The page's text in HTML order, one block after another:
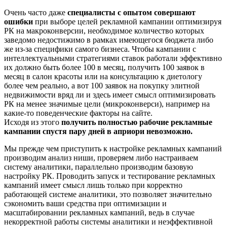
Очень часто даже специалисты с опытом совершают
ошибки при выборе целей рекламной кампании оптимизируя
РК на макроконверсии, необходимое количество которых
заведомо недостижимо в рамках имеющегося бюджета либо
же из-за специфики самого бизнеса. Чтобы кампании с
интеллектуальными стратегиями ставок работали эффективно
их должно быть более 100 в месяц, получить 100 заявок в
месяц в салон красоты или на консультацию к диетологу
более чем реально, а вот 100 заявок на покупку элитной
недвижимости вряд ли и здесь имеет смысл оптимизировать
РК на менее значимые цели (микроконверси), например на
какие-то поведенческие факторы на сайте.
Исходя из этого получить полностью рабочие рекламные
кампании спустя пару дней в априори невозможно.
Мы прежде чем приступить к настройке рекламных кампаний
производим анализ ниши, проверяем либо настраиваем
систему аналитики, параллельно производим базовую
настройку РК. Проводить запуск и тестирование рекламных
кампаний имеет смысл лишь только при корректно
работающей системе аналитики, это позволяет значительно
сэкономить ваши средства при оптимизации и
масштабировании рекламных кампаний, ведь в случае
некорректной работы системы аналитики и неэффективной